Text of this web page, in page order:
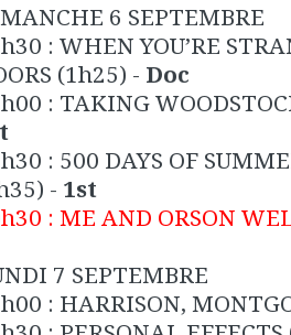
6 SEPTEMBRE
: WHEN YOU’RE
(1h25) - Doc
: TAKING
: 500 DAYS OF
- 1st
: ME AND ORSON
7 SEPTEMBRE
: HARRISON,